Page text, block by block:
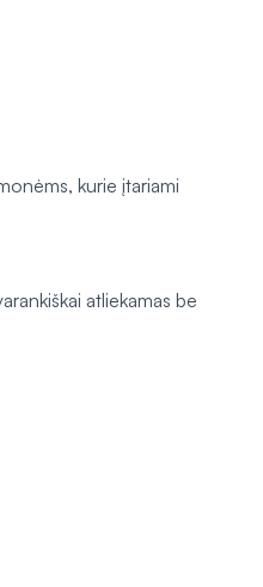
kurie įtariami
atliekamas be